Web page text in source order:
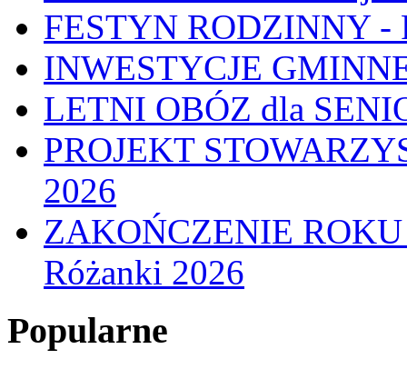
FESTYN RODZINNY -
INWESTYCJE
LETNI OBÓZ dla
PROJEKT
2026
ZAKOŃCZENIE
Różanki 2026
Popularne